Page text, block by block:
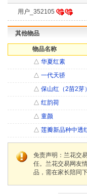
用户_352105
其他物品
物品名称
△ 华夏红素
△ 一代天骄
△ 保山红（2苗2芽）
△ 红韵荷
△ 童颜
△ 莲瓣新品种中透
免责声明：兰花交
任。兰花交易网友
品，需在家长陪同